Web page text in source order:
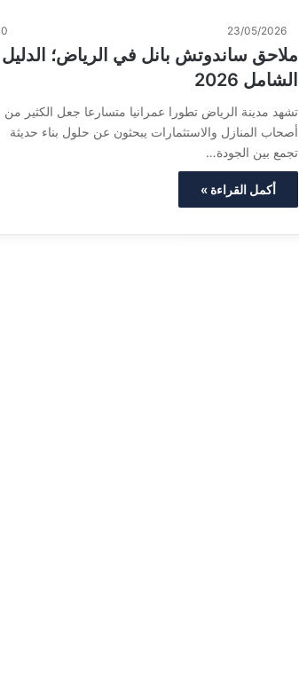
23/05/2026
0
ملاحق ساندوتش بانل في الرياض؛ الدليل
الشامل 2026
تشهد مدينة الرياض تطورا عمرانيا متسارعا جعل الكثير من
أصحاب المنازل والاستثمارات يبحثون عن حلول بناء حديثة
تجمع بين الجودة…
أكمل القراءة »